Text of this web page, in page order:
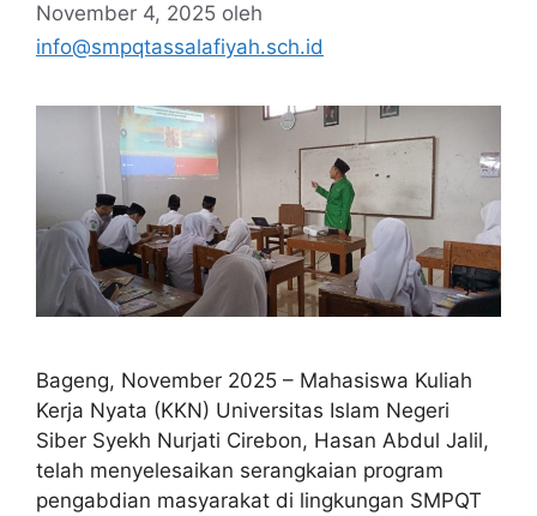
November 4, 2025 oleh
info@smpqtassalafiyah.sch.id
Bageng, November 2025 – Mahasiswa Kuliah
Kerja Nyata (KKN) Universitas Islam Negeri
Siber Syekh Nurjati Cirebon, Hasan Abdul Jalil,
telah menyelesaikan serangkaian program
pengabdian masyarakat di lingkungan SMPQT